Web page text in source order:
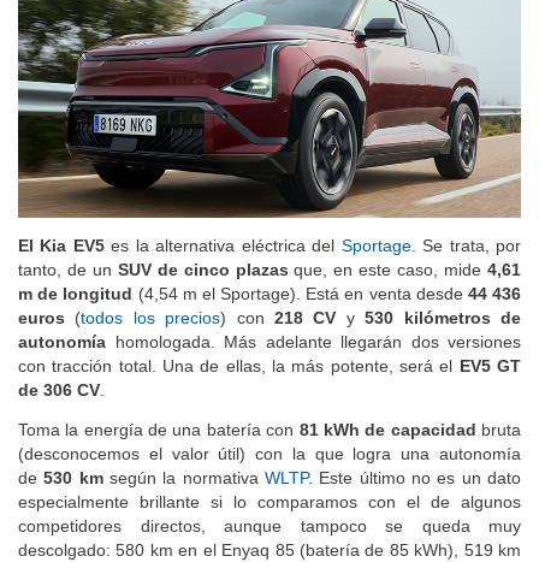
El Kia EV5es la alternativa eléctrica del Sportage. Se trata, por
tanto, de un SUV de cinco plazas que, en este caso, mide 4,61
m de longitud (4,54 m el Sportage). Está en venta desde 44 436
euros (todos los precios) con218 CV y530 kilómetros de
autonomía homologada. Más adelante llegarán dos versiones
con tracción total. Una de ellas, la más potente, será el EV5 GT
de 306 CV.
Toma la energía de una batería con 81 kWh de capacidad bruta
(desconocemos el valor útil) con la que logra una autonomía
de530 kmsegún la normativaWLTP. Este último no es un dato
especialmente brillante si lo comparamos con el de algunos
competidores directos, aunque tampoco se queda muy
descolgado: 580 km en el Enyaq 85 (batería de 85 kWh), 519 km